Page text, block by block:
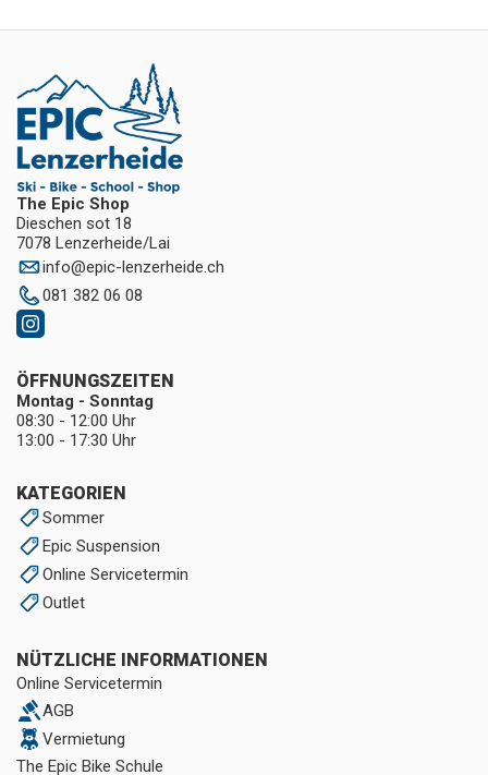
The Epic Shop
Dieschen sot 18
7078 Lenzerheide/Lai
info@epic-lenzerheide.ch
081 382 06 08
KATEGORIEN
Sommer
Epic Suspension
Online Servicetermin
Outlet
NÜTZLICHE INFORMATIONEN
Online Servicetermin
AGB
Vermietung
The Epic Bike Schule
ÖFFNUNGSZEITEN
Montag - Sonntag
08:30 - 12:00 Uhr
13:00 - 17:30 Uhr